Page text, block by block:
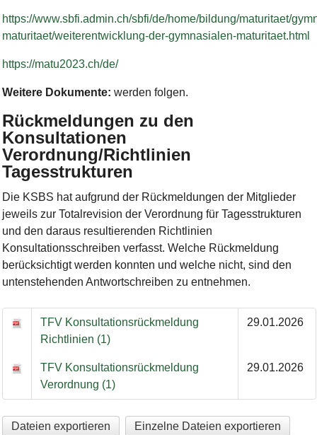
https://www.sbfi.admin.ch/sbfi/de/home/bildung/maturitaet/
maturitaet/weiterentwicklung-der-gymnasialen-maturitaet.html
https://matu2023.ch/de/
Weitere Dokumente: werden folgen.
Rückmeldungen zu den
Konsultationen
Verordnung/Richtlinien
Tagesstrukturen
Die KSBS hat aufgrund der Rückmeldungen der Mitglieder
jeweils zur Totalrevision der Verordnung für Tagesstrukturen
und den daraus resultierenden Richtlinien
Konsultationsschreiben verfasst. Welche Rückmeldung
berücksichtigt werden konnten und welche nicht, sind den
untenstehenden Antwortschreiben zu entnehmen.
TFV Konsultationsrückmeldung
Richtlinien (1)
29.01.2026
TFV Konsultationsrückmeldung
Verordnung (1)
29.01.2026
Dateien exportieren Einzelne Dateien exportieren